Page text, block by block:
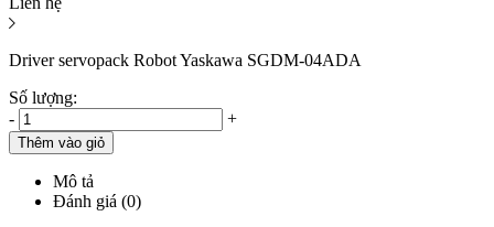
Driver servopack Robot Yaskawa SGDM-04ADA
Số lượng:
-
+
Thêm vào giỏ
Mô tả
Đánh giá (0)